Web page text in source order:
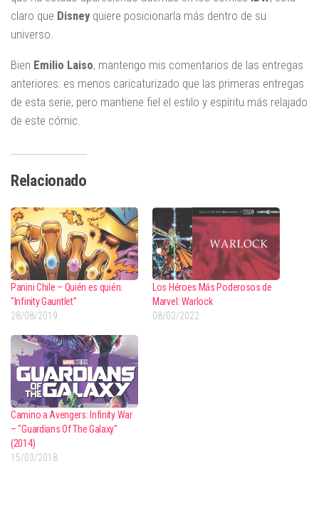
claro que Disney quiere posicionarla más dentro de su
universo.
Bien Emilio Laiso, mantengo mis comentarios de las entregas
anteriores: es menos caricaturizado que las primeras entregas
de esta serie, pero mantiene fiel el estilo y espíritu más relajado
de este cómic.
Relacionado
Panini Chile – Quién es quién:
"Infinity Gauntlet"
28/08/2019
Los Héroes Más Poderosos de
Marvel: Warlock
08/02/2022
Camino a Avengers: Infinity War
– "Guardians Of The Galaxy"
(2014)
15/03/2018